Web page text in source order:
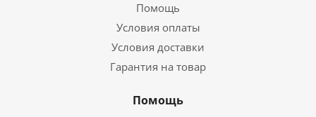
Помощь
Условия оплаты
Условия доставки
Гарантия на товар
Помощь